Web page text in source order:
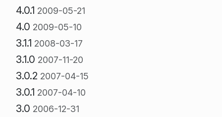
4.0.1 2009-05-21
4.0 2009-05-10
3.1.1 2008-03-17
3.1.0 2007-11-20
3.0.2 2007-04-15
3.0.1 2007-04-10
3.0 2006-12-31